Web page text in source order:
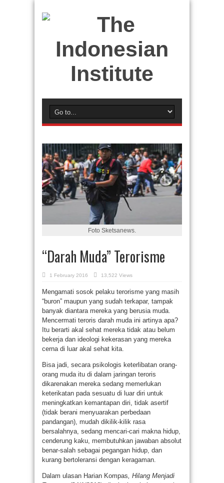
Foto Sketsanews.
“Darah Muda” Terorisme
1 February 2016 13,522 Views
Mengamati sosok pelaku terorisme yang masih
“buron” maupun yang sudah terkapar, tampak
banyak diantara mereka yang berusia muda.
Mencermati teroris darah muda ini artinya apa?
Itu berarti akal sehat mereka tidak atau belum
bekerja dan ideologi kekerasan yang mereka
cerna di luar akal sehat kita.
Bisa jadi, secara psikologis keterlibatan orang-
orang muda itu di dalam jaringan teroris
dikarenakan mereka sedang memerlukan
keterikatan pada sesuatu di luar diri untuk
meningkatkan kemantapan diri, tidak asertif
(tidak berani menyuarakan perbedaan
pandangan), mudah dikilik-kilik rasa
bersalahnya, sedang mencari-cari makna hidup,
cenderung kaku, membutuhkan jawaban absolut
benar-salah sebagai pegangan hidup, dan
kurang bertoleransi dengan keragaman.
Dalam ulasan Harian Kompas , Hilang Menjadi